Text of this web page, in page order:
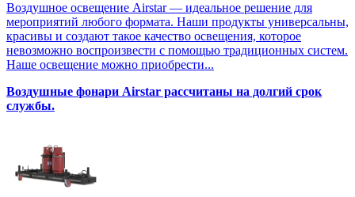
Воздушное освещение Airstar — идеальное решение для
мероприятий любого формата. Наши продукты универсальны,
красивы и создают такое качество освещения, которое
невозможно воспроизвести с помощью традиционных систем.
Наше освещение можно приобрести...
Воздушные фонари Airstar рассчитаны на долгий срок
службы.